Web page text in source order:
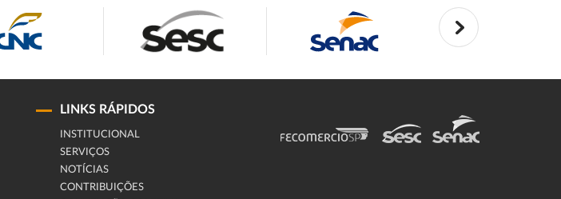
LINKS RÁPIDOS
INSTITUCIONAL
SERVIÇOS
NOTÍCIAS
CONTRIBUIÇÕES